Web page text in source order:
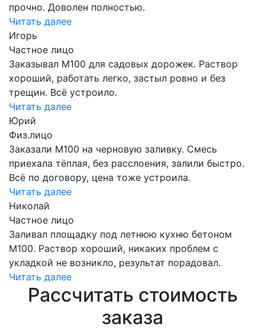
прочно. Доволен полностью.
Читать далее
Игорь
Частное лицо
Заказывал М100 для садовых дорожек. Раствор
хороший, работать легко, застыл ровно и без
трещин. Всё устроило.
Читать далее
Юрий
Физ.лицо
Заказали М100 на черновую заливку. Смесь
приехала тёплая, без расслоения, залили быстро.
Всё по договору, цена тоже устроила.
Читать далее
Николай
Частное лицо
Заливал площадку под летнюю кухню бетоном
М100. Раствор хороший, никаких проблем с
укладкой не возникло, результат порадовал.
Читать далее
Рассчитать стоимость
заказа